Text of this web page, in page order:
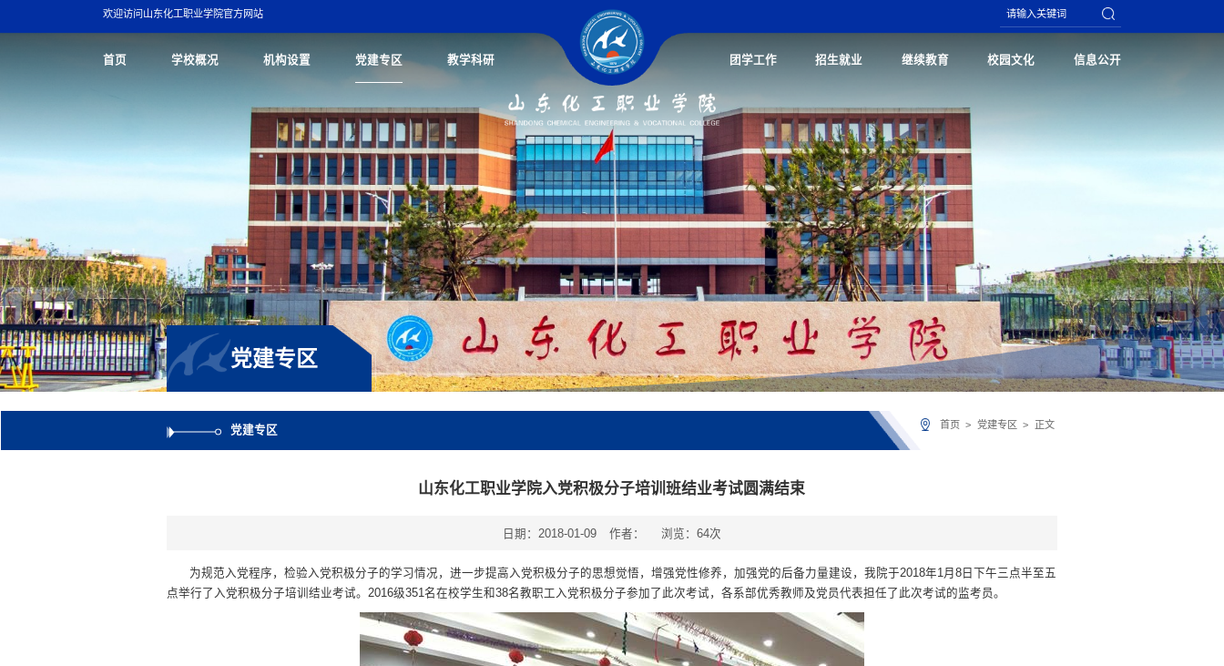
欢迎访问山东化工职业学院官方网站
首页 学校概况 机构设置 党建专区 教学科研 团学工作 招生就业 继续教育 校园文化 信息公开
党建专区
党建专区 首页 > 党建专区 > 正文
山东化工职业学院入党积极分子培训班结业考试圆满结束
日期：2018-01-09 作者： 浏览： 64次
为规范入党程序，检验入党积极分子的学习情况，进一步提高入党积极分子的思想觉悟，增强党性修养，加强党的后备力量建设，我院于2018年1月8日下午三点半至五
点举行了入党积极分子培训结业考试。2016级351名在校学生和38名教职工入党积极分子参加了此次考试，各系部优秀教师及党员代表担任了此次考试的监考员。